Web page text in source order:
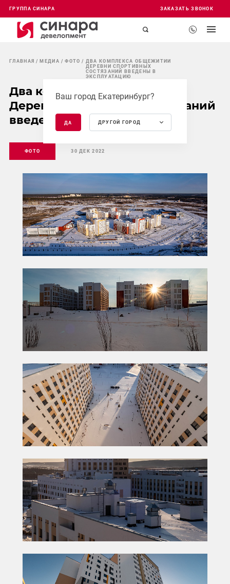
ГРУППА СИНАРА ЗАКАЗАТЬ ЗВОНОК
Ваш город Екатеринбург?
ДА ДРУГОЙ ГОРОД
ГЛАВНАЯ МЕДИА ФОТО
ДВА КОМПЛЕКСА ОБЩЕЖИТИЙ
ДЕРЕВНИ СПОРТИВНЫХ
СОСТЯЗАНИЙ ВВЕДЕНЫ В
ЭКСПЛУАТАЦИЮ
Два комплекса общежитий
Деревни спортивных состязаний
введены в эксплуатацию
ФОТО 30 ДЕК 2022